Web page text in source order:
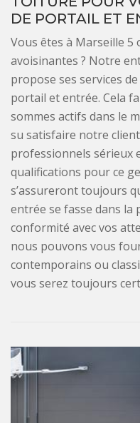
DE PORTAIL ET
Vous êtes à Marseille 5
avoisinantes ? Notre
propose ses services
portail et entrée. Cela
sommes actifs dans le
su satisfaire notre
professionnels sérieux
qualifications pour ce
s’assureront toujours
entrée se fasse dans la
conformité avec vos
nous pouvons vous
contemporains ou
vous serez toujours